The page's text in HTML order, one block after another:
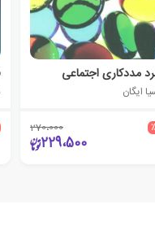
مددکاری اجتماعی
ایگان
270،000
229،500